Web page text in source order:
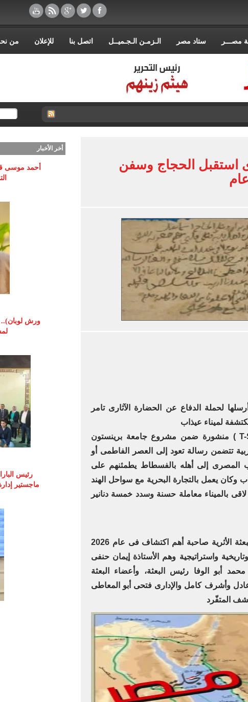
مصـــر ستاد مصر الـزمـن الـجـميــل اتصل بنا للإعلان من
استقبل الحجاج وسفن
لحملة الدفاع عن الحضارة الآثارى تامر
لميناء عيذاب
الوثيقة برقم (T-S NS 321.23 ) منشورة ضمن مشروع جامعة برينستون
تتضمن رسالة تعود إلى العصر الفاطمى أو
المصرى إلى أهله بالفسطاط يطمئنهم على
وكان يعمل بالتجارة البحرية مع سواحل الهند
لاقى بالميناء معاملة حسنة وسدد خمسة دنانير
كل الشكر والتقدير لأعضاء البعثة الأثرية صاحبة أهم اكتشاف فى عام 2026
واستراتيجية وهم الأستاذة إيمان حنفى
أبو الوفا رئيس البعثة، وأعضاء البعثة
عادل وأشرف كامل والإدارى فتحى أبو المعاطى
المتفّرد
أخر الأخبار
أحمد موسى
ورش لوبان)..
رئيس
ماجستير